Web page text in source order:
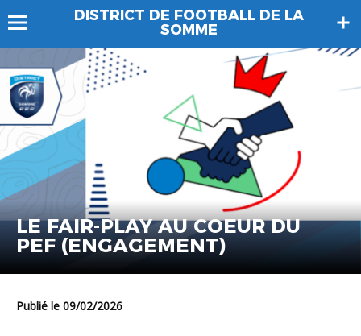
DISTRICT DE FOOTBALL DE LA
SOMME
LE FAIR-PLAY AU COEUR DU
PEF (ENGAGEMENT)
Publié le 09/02/2026